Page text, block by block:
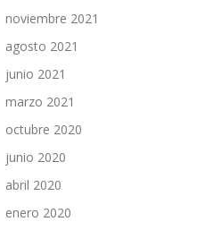
noviembre 2021
agosto 2021
junio 2021
marzo 2021
octubre 2020
junio 2020
abril 2020
enero 2020